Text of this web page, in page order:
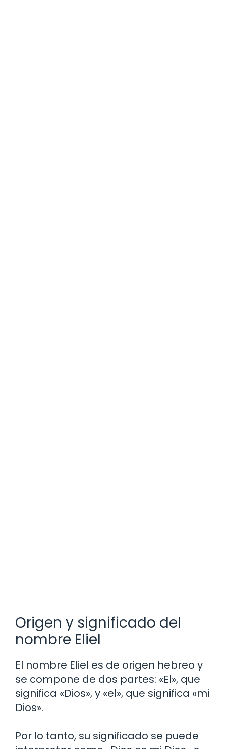
Origen y significado del
nombre Eliel
El nombre Eliel es de origen hebreo y
se compone de dos partes: «El», que
significa «Dios», y «el», que significa «mi
Dios».
Por lo tanto, su significado se puede